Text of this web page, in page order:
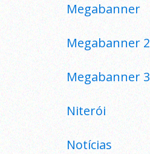
Megabanner
Megabanner 2
Megabanner 3
Niterói
Notícias